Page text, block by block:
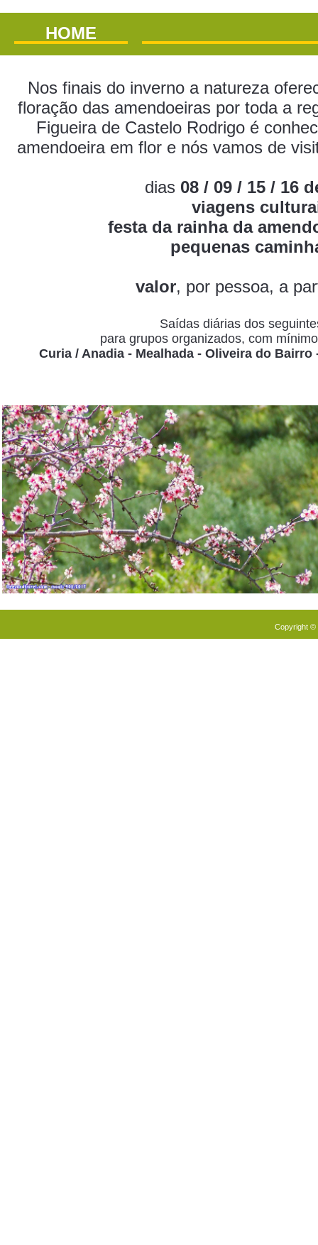
HOME
Nos finais do inverno a natureza
floração das amendoeiras por toda a
Figueira de Castelo Rodrigo é
amendoeira em flor e nós vamos de
dias 08 / 09 / 15 / 16
viagens
festa da rainha da
pequenas
valor, por pessoa, a
Saídas diárias dos
para grupos organizados, com
Curia / Anadia - Mealhada - Oliveira do
Copyright ©